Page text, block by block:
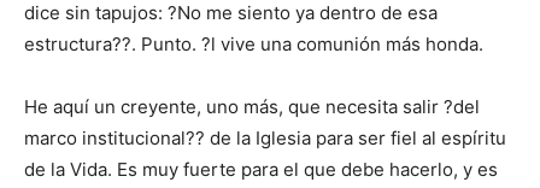
dice sin tapujos: ?No me siento ya dentro de esa
estructura??. Punto. ?l vive una comunión más honda.
He aquí un creyente, uno más, que necesita salir ?del
marco institucional?? de la Iglesia para ser fiel al espíritu
de la Vida. Es muy fuerte para el que debe hacerlo, y es